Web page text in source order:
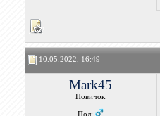
10.05.2022, 16:49
Mark45
Новичок
Пол: